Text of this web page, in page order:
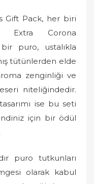
Gift Pack, her biri
Extra Corona
puro, ustalıkla
tütünlerden elde
zenginliği ve
niteliğindedir.
ise bu seti
için bir ödül
puro tutkunları
olarak kabul